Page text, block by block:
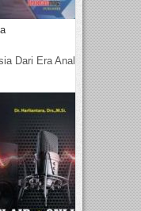
Dari Era Analog